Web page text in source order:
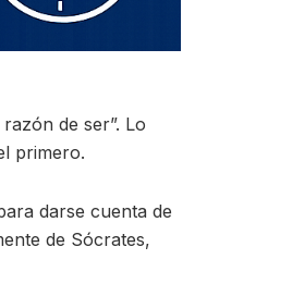
de ser”. Lo
primero.
darse cuenta de
de Sócrates,